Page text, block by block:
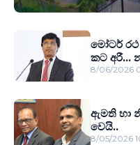
මෝටර් රථ
කට අරී...
8/06/2026
ඇමති හා
වෙයි..
8/05/2026